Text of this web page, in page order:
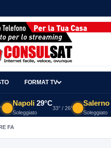
FORMAT TV
Napoli 29°C
Soleggiato
33° / 26°
Salerno
Soleggiato
FA